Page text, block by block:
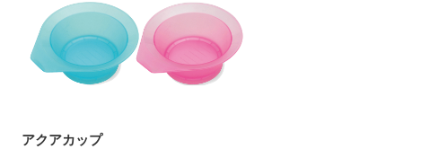
アクアカップ